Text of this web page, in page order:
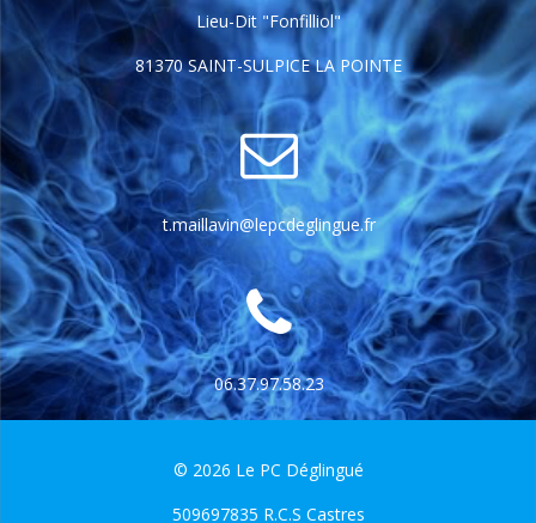
Lieu-Dit "Fonfilliol"
81370 SAINT-SULPICE LA POINTE
t.maillavin@lepcdeglingue.fr
06.37.97.58.23
© 2026 Le PC Déglingué
509697835 R.C.S Castres